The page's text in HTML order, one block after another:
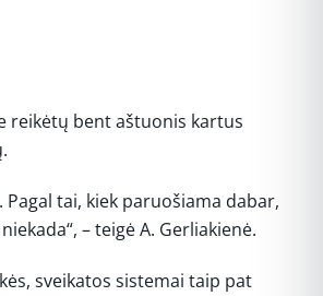
reikėtų bent aštuonis kartus
Pagal tai, kiek paruošiama dabar,
– teigė A. Gerliakienė.
sveikatos sistemai taip pat